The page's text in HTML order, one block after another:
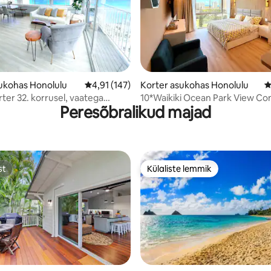
270 hinnangut
Honolulu Keskmine hinnang 4,91/5, 147 hinnangut
4,91 (147)
32. korrusel, vaatega
3-minutilise jalutuskäigu
Korter asukohas Honolulu
10*Waikiki Ocean Park View
Parkimine saadaval
Peresõbralikud majad
Külaliste lemmik
Külaliste lemmik